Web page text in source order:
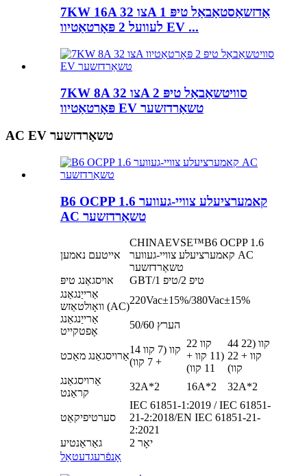
7KW 16A צו 32A אַדזשאַסטאַבאַל טיפּ 1
לעוועל 2 פּאָרטאַטיוו EV ...
7KW 8A צו 32A סוויטשאַבאַל טיפּ 2
פּאָרטאַטיוו EV טשאַרדזשער
AC EV טשאַרדזשער
B6 OCPP 1.6 קאמערציעלע צוויי-געווער
AC טשאַרדזשער
אייטעם נאמען
CHINAEVSE™️B6 OCPP 1.6
קאמערציעלע צוויי-געווער AC
טשאַרדזשער
אויסגאַנג טיפּ
GBT/טיפ 2/טיפ 1
אַרייַנגאַנג
וואָולטאַזש (AC)
220Vac±15%/380Vac±15%
אַרייַנגאַנג
אָפטקייט
50/60 הערץ
אַרויסגאַנג מאַכט
14 קוו (7 קוו
+ 7 קוו)
22 קוו
(11 קוו +
11 קוו)
44 קוו (22
קוו + 22
קוו)
אַרויסגאַנג
קראַנט
32A*2 16A*2 32A*2
סערטיפיקאַט
IEC 61851-1:2019 / IEC 61851-
21-2:2018/EN IEC 61851-21-
2:2021
גאַראַנטיע
2 יאָר
אָנפֿרעגדעטאַל